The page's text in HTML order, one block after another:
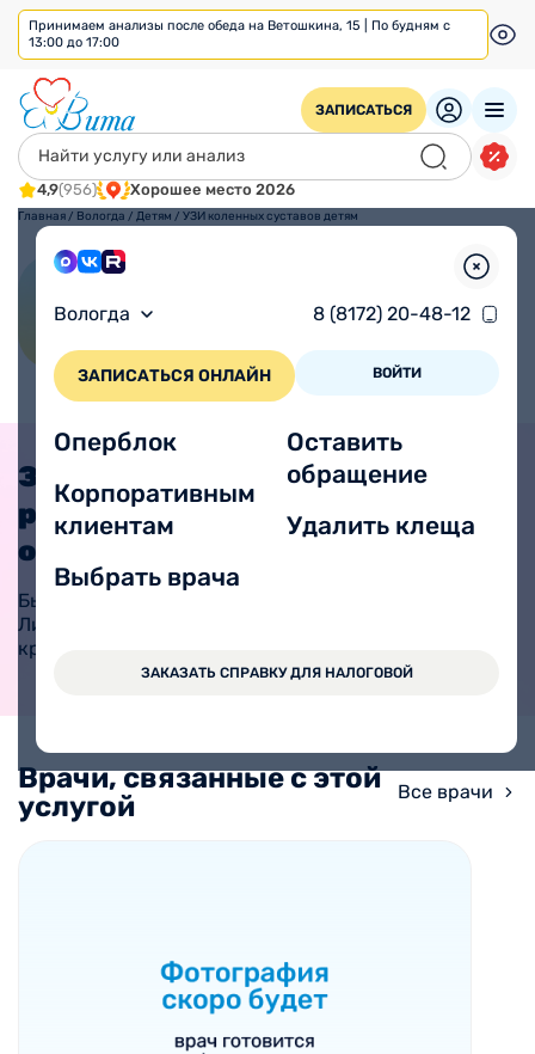
Принимаем анализы после обеда на Ветошкина, 15 | По будням с
13:00 до 17:00
ЗАПИСАТЬСЯ
4,9(956) Хорошее место 2026
Вологда 8 (8172) 20-48-12
ЗАПИСАТЬСЯ ОНЛАЙН ВОЙТИ
Оперблок
Корпоративным
клиентам
Выбрать врача
Оставить
обращение
Удалить клеща
ЗАКАЗАТЬ СПРАВКУ ДЛЯ НАЛОГОВОЙ
Главная / Вологда / Детям / УЗИ коленных суставов детям
детям
Записать
ребенка к врачу
онлайн
Быстрая и удобная запись.
Личный кабинет работает
круглосуточно.
Врачи, связанные с этой
услугой
Все врачи